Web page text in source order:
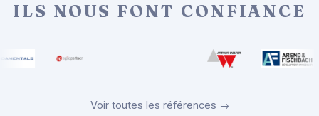
ILS NOUS FONT CONFIANCE
Voir toutes les références →